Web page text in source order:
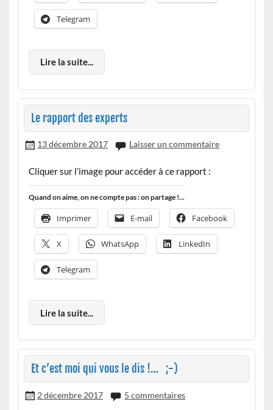
Telegram
Lire la suite...
Le rapport des experts
13 décembre 2017 Laisser un commentaire
Cliquer sur l’image pour accéder à ce rapport :
Quand on aime, on ne compte pas : on partage !...
Imprimer E-mail Facebook
X WhatsApp LinkedIn
Telegram
Lire la suite...
Et c’est moi qui vous le dis !… ;-)
2 décembre 2017 5 commentaires